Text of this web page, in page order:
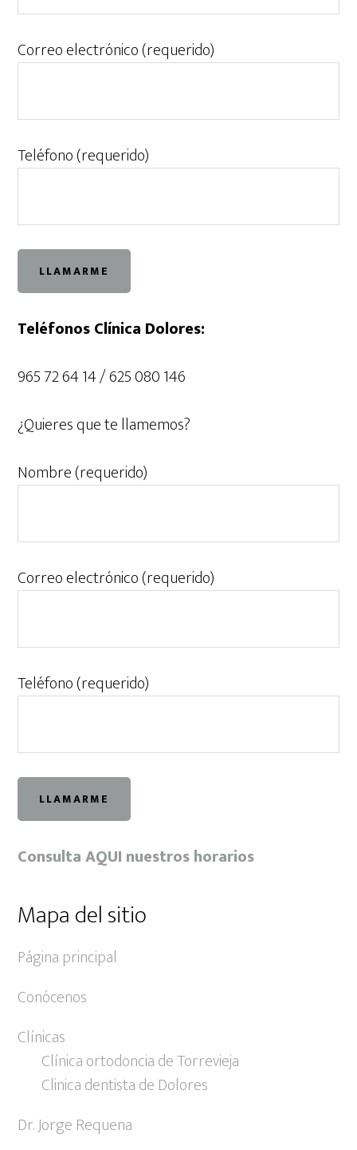
Correo electrónico (requerido)
Teléfono (requerido)
Teléfonos Clínica Dolores:
965 72 64 14 / 625 080 146
¿Quieres que te llamemos?
Nombre (requerido)
Correo electrónico (requerido)
Teléfono (requerido)
Consulta AQUI nuestros horarios
Mapa del sitio
Página principal
Conócenos
Clínicas
Clínica ortodoncia de Torrevieja
Clinica dentista de Dolores
Dr. Jorge Requena